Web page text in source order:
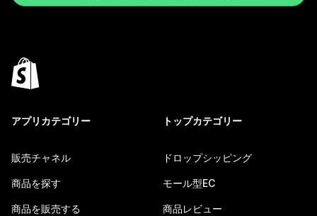
アプリカテゴリー
販売チャネル
商品を探す
商品を販売する
トップカテゴリー
ドロップシッピング
モール型EC
商品レビュー